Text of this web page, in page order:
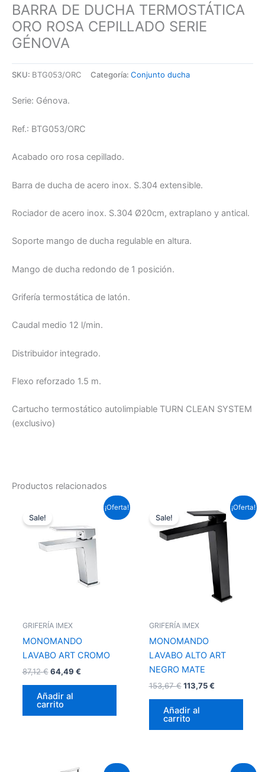
BARRA DE DUCHA TERMOSTÁTICA
ORO ROSA CEPILLADO SERIE
GÉNOVA
SKU: BTG053/ORC Categoría: Conjunto ducha
Serie: Génova.
Ref.: BTG053/ORC
Acabado oro rosa cepillado.
Barra de ducha de acero inox. S.304 extensible.
Rociador de acero inox. S.304 Ø20cm, extraplano y antical.
Soporte mango de ducha regulable en altura.
Mango de ducha redondo de 1 posición.
Grifería termostática de latón.
Caudal medio 12 l/min.
Distribuidor integrado.
Flexo reforzado 1.5 m.
Cartucho termostático autolimpiable TURN CLEAN SYSTEM
(exclusivo)
Productos relacionados
¡Oferta!
Sale!
GRIFERÍA IMEX
MONOMANDO
LAVABO ART CROMO
87,12€
original
era:
87,12 €.
64,49 €
precio
es:
64,49 €.
Añadir al
carrito
¡Oferta!
Sale!
GRIFERÍA IMEX
MONOMANDO
LAVABO ALTO ART
NEGRO MATE
153,67€
precio
original
era:
153,67 €.
113,75€
precio
actual
es:
113,75 €.
Añadir al
carrito